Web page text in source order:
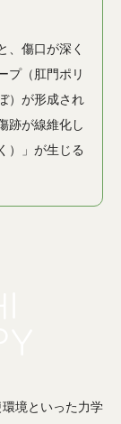
、傷口が深く
プ（肛門ポリ
）が形成され
跡が線維化し
）」が生じる
境といった力学